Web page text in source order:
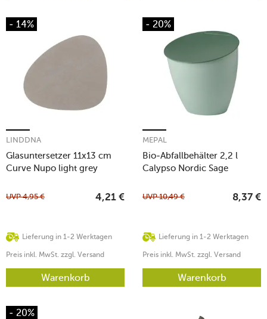
- 14%
Glasuntersetzer 11x13 cm
Curve Nupo light grey
LINDDNA
Lieferung in 1-2 Werktagen
UVP4,95 € 4,21 €
Preis inkl. MwSt. zzgl. Versand
Warenkorb
- 20%
Bio-Abfallbehälter 2,2 l
Calypso Nordic Sage
MEPAL
Lieferung in 1-2 Werktagen
UVP10,49 € 8,37 €
Preis inkl. MwSt. zzgl. Versand
Warenkorb
- 20%